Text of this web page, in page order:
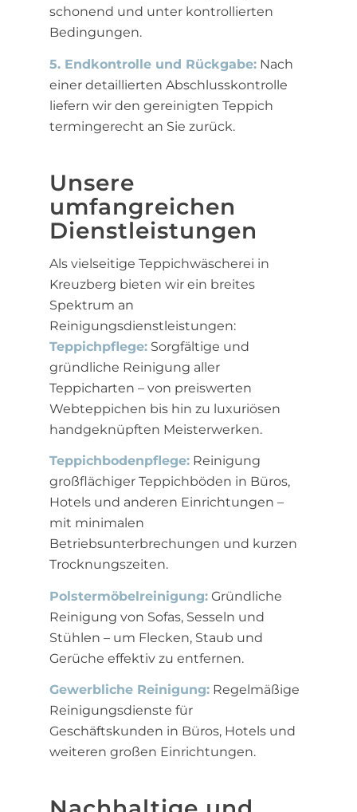
schonend und unter kontrollierten
Bedingungen.
5. Endkontrolle und Rückgabe: Nach
einer detaillierten Abschlusskontrolle
liefern wir den gereinigten Teppich
termingerecht an Sie zurück.
Unsere
umfangreichen
Dienstleistungen
Als vielseitige Teppichwäscherei in
Kreuzberg bieten wir ein breites
Spektrum an
Reinigungsdienstleistungen:
Teppichpflege: Sorgfältige und
gründliche Reinigung aller
Teppicharten – von preiswerten
Webteppichen bis hin zu luxuriösen
handgeknüpften Meisterwerken.
Teppichbodenpflege: Reinigung
großflächiger Teppichböden in Büros,
Hotels und anderen Einrichtungen –
mit minimalen
Betriebsunterbrechungen und kurzen
Trocknungszeiten.
Polstermöbelreinigung: Gründliche
Reinigung von Sofas, Sesseln und
Stühlen – um Flecken, Staub und
Gerüche effektiv zu entfernen.
Gewerbliche Reinigung: Regelmäßige
Reinigungsdienste für
Geschäftskunden in Büros, Hotels und
weiteren großen Einrichtungen.